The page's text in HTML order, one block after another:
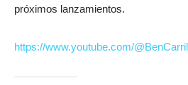
próximos lanzamientos.
https://www.youtube.com/